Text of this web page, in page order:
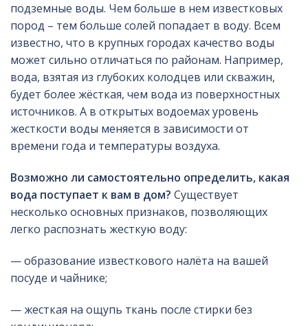
подземные воды. Чем больше в нем известковых
пород – тем больше солей попадает в воду. Всем
известно, что в крупных городах качество воды
может сильно отличаться по районам. Например,
вода, взятая из глубоких колодцев или скважин,
будет более жёсткая, чем вода из поверхностных
источников. А в открытых водоемах уровень
жесткости воды меняется в зависимости от
времени года и температуры воздуха.
Возможно ли самостоятельно определить, какая
вода поступает к вам в дом? Существует
несколько основных признаков, позволяющих
легко распознать жесткую воду:
— образование известкового налёта на вашей
посуде и чайнике;
— жесткая на ощупь ткань после стирки без